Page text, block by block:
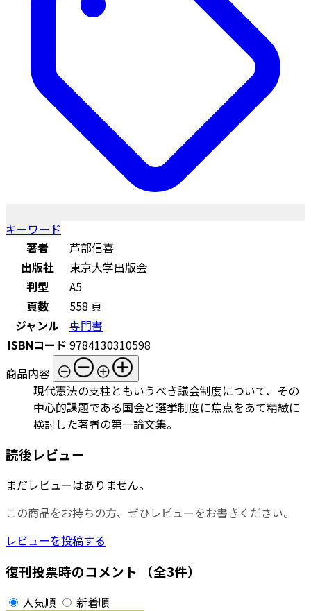
キーワード
著者
芦部信喜
出版社
東京大学出版会
判型
A5
頁数
558 頁
ジャンル
専門書
ISBNコード 9784130310598
商品内容
現代憲法の支柱ともいうべき議会制度について、その
中心的課題である国会と選挙制度に焦点をあて精緻に
検討した著者の第一論文集。
読後レビュー
まだレビューはありません。
この商品をお持ちの方、ぜひレビューをお書きください。
レビューを投稿する
復刊投票時のコメント （全3件）
人気順 新着順